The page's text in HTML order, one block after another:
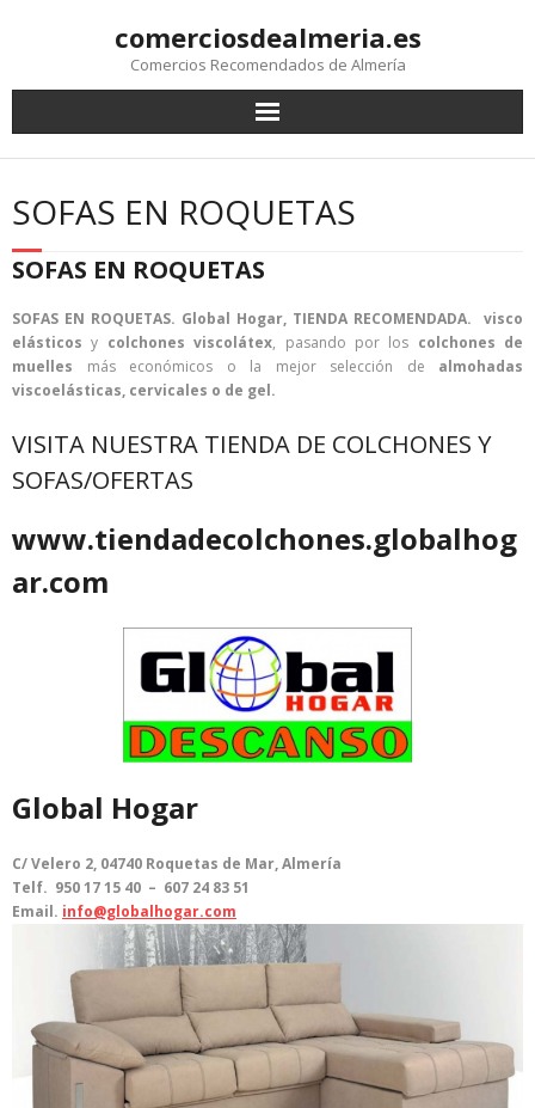
comerciosdealmeria.es
Comercios Recomendados de Almería
SOFAS EN ROQUETAS
SOFAS EN ROQUETAS
SOFAS EN ROQUETAS. Global Hogar, TIENDA RECOMENDADA. visco
elásticos y colchones viscolátex, pasando por los colchones de
muelles más económicos o la mejor selección de almohadas
viscoelásticas, cervicales o de gel.
VISITA NUESTRA TIENDA DE COLCHONES Y
SOFAS/OFERTAS
www.tiendadecolchones.globalhog
ar.com
Global Hogar
C/ Velero 2, 04740 Roquetas de Mar, Almería
Telf. 950 17 15 40 – 607 24 83 51
Email. info@globalhogar.com